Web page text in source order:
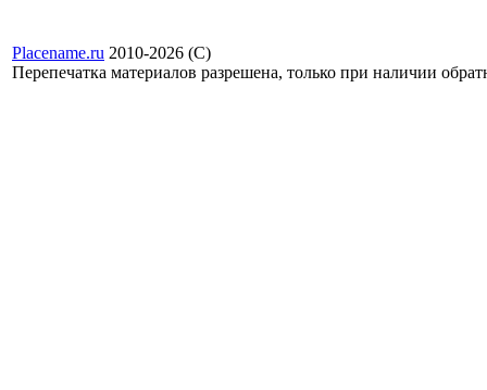
Placename.ru 2010-2026 (С)
Перепечатка материалов разрешена, только при наличии